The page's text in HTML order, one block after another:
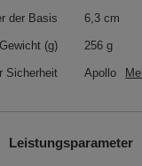
der Basis 6,3 cm
Gewicht (g) 256 g
Sicherheit Apollo
Leistungsparameter